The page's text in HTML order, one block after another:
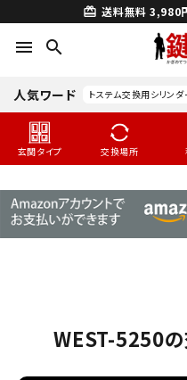
card_giftcard 送料無料 3,980
menu search
人気ワード トステム交換用シリンダ
玄関タイプ 交換場所
WEST-5250の